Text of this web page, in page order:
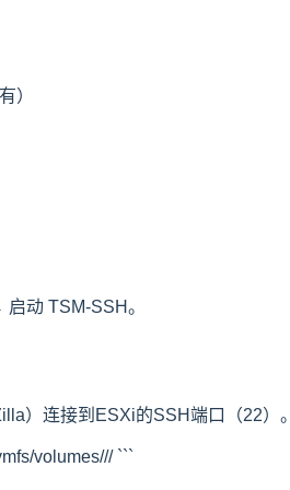
）
动 TSM-SSH。
）连接到ESXi的SSH端口（22）。
volumes/// ```